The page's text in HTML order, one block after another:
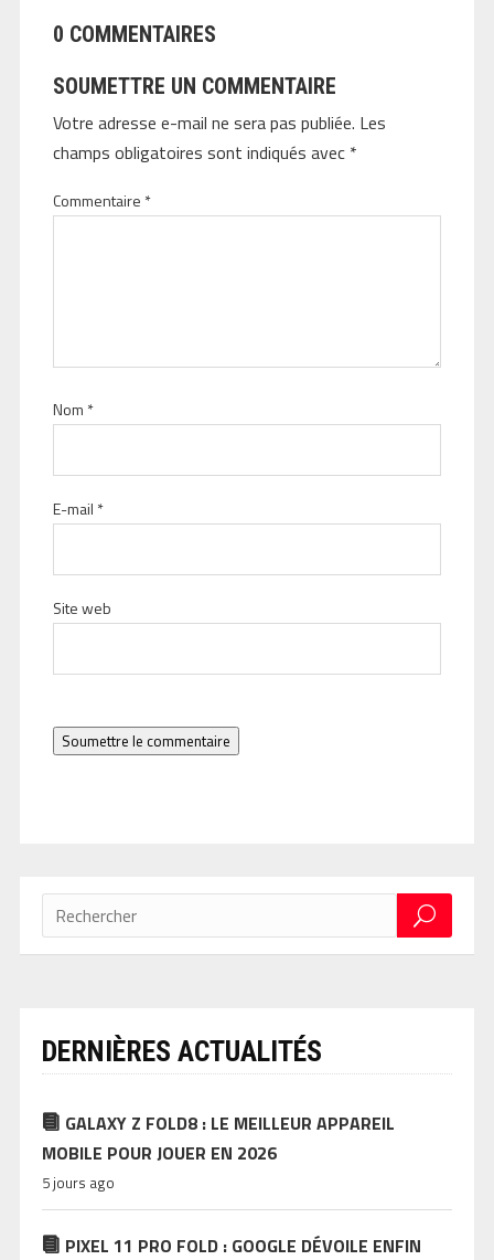
0 COMMENTAIRES
SOUMETTRE UN COMMENTAIRE
Votre adresse e-mail ne sera pas publiée. Les
champs obligatoires sont indiqués avec *
Commentaire *
Nom *
E-mail *
Site web
Soumettre le commentaire
DERNIÈRES ACTUALITÉS
GALAXY Z FOLD8 : LE MEILLEUR APPAREIL
MOBILE POUR JOUER EN 2026
5 jours ago
PIXEL 11 PRO FOLD : GOOGLE DÉVOILE ENFIN